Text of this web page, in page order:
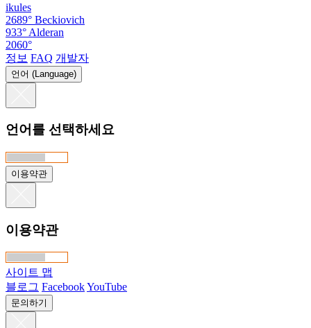
ikules
2689° Beckiovich
933° Alderan
2060°
정보 FAQ 개발자
언어 (Language)
언어를 선택하세요
이용약관
이용약관
사이트 맵
블로그 FacebookYouTube
문의하기